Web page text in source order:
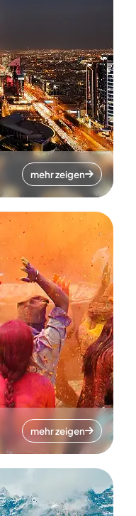
mehr zeigen
mehr zeigen